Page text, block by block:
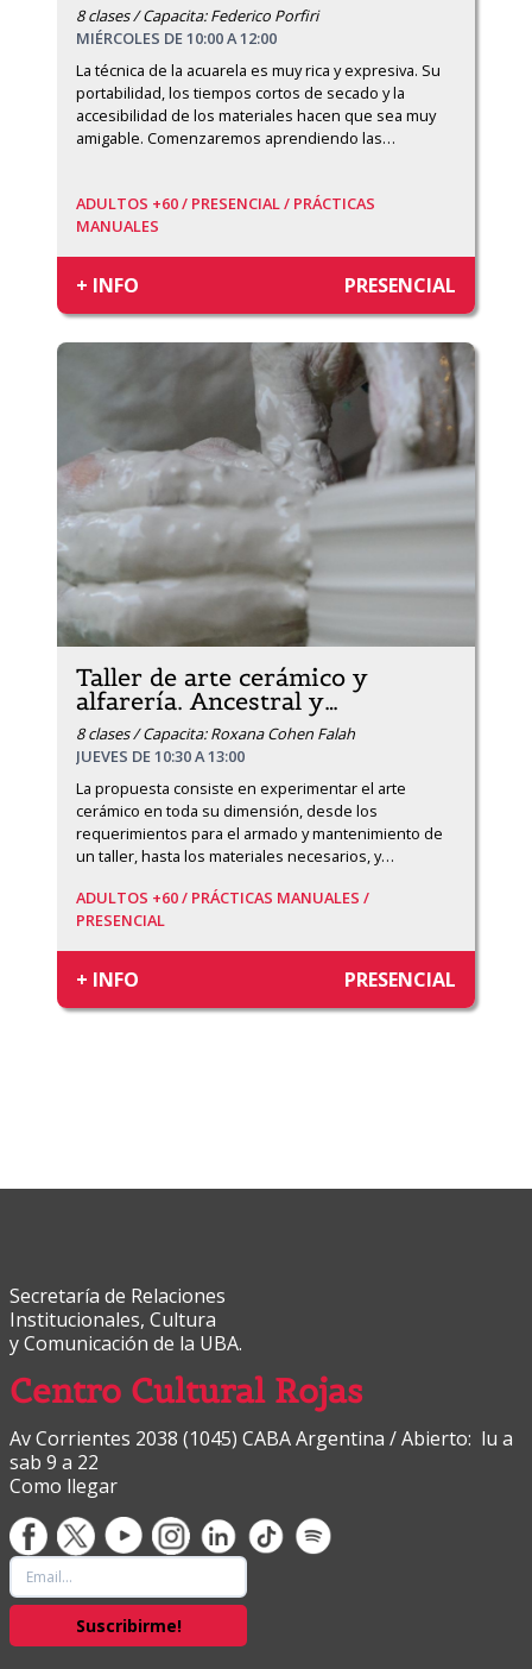
8 clases / Capacita: Federico Porfiri
MIÉRCOLES DE 10:00 A 12:00
La técnica de la acuarela es muy rica y expresiva. Su
portabilidad, los tiempos cortos de secado y la
accesibilidad de los materiales hacen que sea muy
amigable. Comenzaremos aprendiendo las…
ADULTOS +60 / PRESENCIAL / PRÁCTICAS
MANUALES
+ INFO PRESENCIAL
Taller de arte cerámico y
alfarería. Ancestral y…
8 clases / Capacita: Roxana Cohen Falah
JUEVES DE 10:30 A 13:00
La propuesta consiste en experimentar el arte
cerámico en toda su dimensión, desde los
requerimientos para el armado y mantenimiento de
un taller, hasta los materiales necesarios, y…
ADULTOS +60 / PRÁCTICAS MANUALES /
PRESENCIAL
+ INFO PRESENCIAL
Secretaría de Relaciones
Institucionales, Cultura
y Comunicación de la UBA.
Centro Cultural Rojas
Av Corrientes 2038 (1045) CABA Argentina / Abierto: lu a
sab 9 a 22
Como llegar